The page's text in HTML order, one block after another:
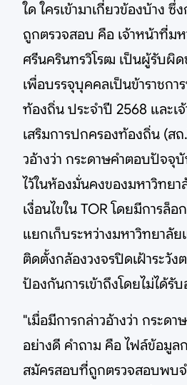
ใด ใครเข้ามาเกี่ยวข้องบ้าง
ถูกตรวจสอบ คือ เจ้าหน้าที่ม
ศรีนครินทรวิโรฒ เป็นผู้รับผิ
เพื่อบรรจุบุคคลเป็นข้าราชก
ท้องถิ่น ประจำปี 2568 และเ
เสริมการปกครองท้องถิ่น (สถ
วอ้างว่า กระดาษคำตอบปัจจุ
ไว้ในห้องมั่นคงของมหาวิทย
เงื่อนไขใน TOR โดยมีการล็
แยกเก็บระหว่างมหาวิทยาลั
ติดตั้งกล้องวงจรปิดเฝ้าระวัง
ป้องกันการเข้าถึงโดยไม่ได้รั
"เมื่อมีการกล่าวอ้างว่า กระด
อย่างดี คำถาม คือ ไฟล์ข้อมู
สมัครสอบที่ถูกตรวจสอบพบ